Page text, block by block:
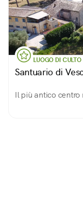
LUOGO DI CULTO
Santuario di
Il più antico centro